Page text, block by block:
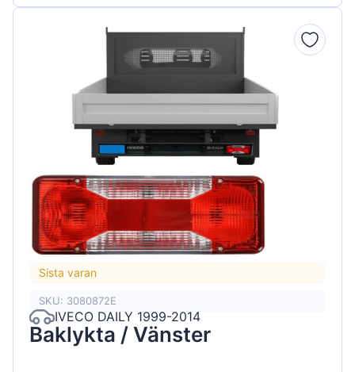
Sista varan
SKU: 3080872E
IVECO DAILY 1999-2014
Baklykta / Vänster